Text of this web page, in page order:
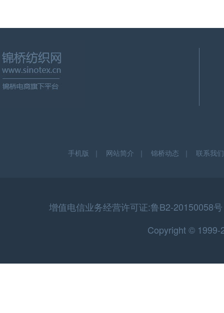
手机版 ｜ 网站简介 ｜ 锦桥动态 ｜ 联系我们
增值电信业务经营许可证:鲁B2-
Copyright © 1999-